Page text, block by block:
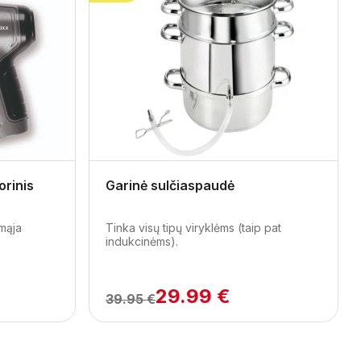
Garinė sulčiaspaudė
Tinka visų tipų viryklėms (taip pat
indukcinėms).
39.95 €29.99 €